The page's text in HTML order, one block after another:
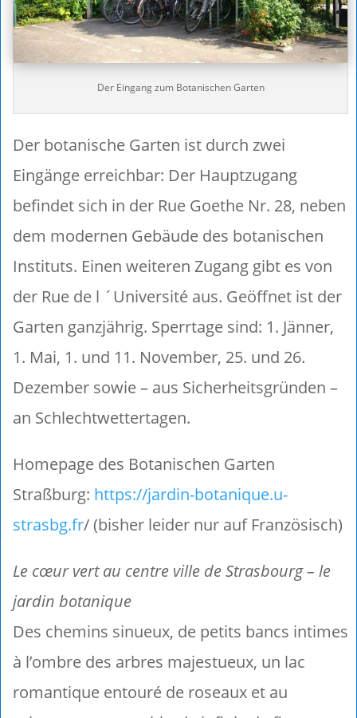
Der Eingang zum Botanischen Garten
Der botanische Garten ist durch zwei
Eingänge erreichbar: Der Hauptzugang
befindet sich in der Rue Goethe Nr. 28, neben
dem modernen Gebäude des botanischen
Instituts. Einen weiteren Zugang gibt es von
der Rue de l ´Université aus. Geöffnet ist der
Garten ganzjährig. Sperrtage sind: 1. Jänner,
1. Mai, 1. und 11. November, 25. und 26.
Dezember sowie – aus Sicherheitsgründen –
an Schlechtwettertagen.
Homepage des Botanischen Garten
Straßburg: https://jardin-botanique.u-
strasbg.fr/ (bisher leider nur auf Französisch)
Le cœur vert au centre ville de Strasbourg – le
jardin botanique
Des chemins sinueux, de petits bancs intimes
à l’ombre des arbres majestueux, un lac
romantique entouré de roseaux et au